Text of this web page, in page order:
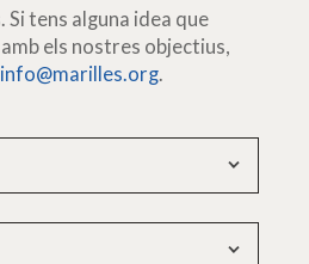
Si tens alguna idea que
els nostres objectius,
info@marilles.org.